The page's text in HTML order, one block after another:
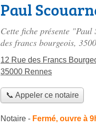
Paul
Cette fiche présente
des francs bourgeois,
12 Rue des Francs
35000 Rennes
📞 Appeler ce notaire
Notaire - Fermé, ouvre à